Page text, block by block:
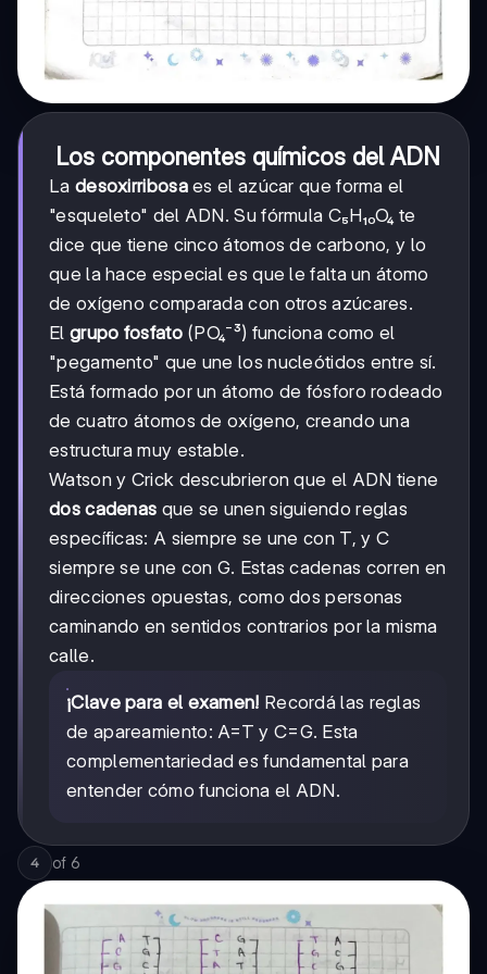
Los componentes químicos del ADN
La desoxirribosaes el azúcar que forma el
"esqueleto" del ADN. Su fórmula C₅H₁₀O₄ te
dice que tiene cinco átomos de carbono, y lo
que la hace especial es que le falta un átomo
de oxígeno comparada con otros azúcares.
El grupo fosfato(PO₄⁻³) funciona como el
"pegamento" que une los nucleótidos entre sí.
Está formado por un átomo de fósforo rodeado
de cuatro átomos de oxígeno, creando una
estructura muy estable.
Watson y Crick descubrieron que el ADN tiene
dos cadenas que se unen siguiendo reglas
específicas: A siempre se une con T, y C
siempre se une con G. Estas cadenas corren en
direcciones opuestas, como dos personas
caminando en sentidos contrarios por la misma
calle.
¡Clave para el examen! Recordá las reglas
de apareamiento: A=T y C=G. Esta
complementariedad es fundamental para
entender cómo funciona el ADN.
4 of 6